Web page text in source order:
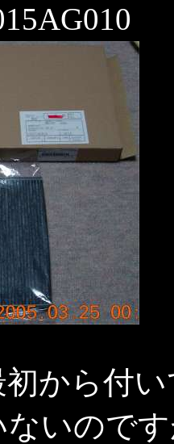
から付
いので